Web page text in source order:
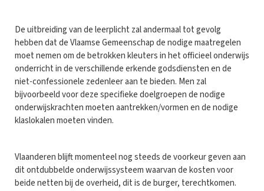
De uitbreiding van de leerplicht zal andermaal tot gevolg
hebben dat de Vlaamse Gemeenschap de nodige maatregelen
moet nemen om de betrokken kleuters in het officieel onderwijs
onderricht in de verschillende erkende godsdiensten en de
niet-confessionele zedenleer aan te bieden. Men zal
bijvoorbeeld voor deze specifieke doelgroepen de nodige
onderwijskrachten moeten aantrekken/vormen en de nodige
klaslokalen moeten vinden.
Vlaanderen blijft momenteel nog steeds de voorkeur geven aan
dit ontdubbelde onderwijssysteem waarvan de kosten voor
beide netten bij de overheid, dit is de burger, terechtkomen.